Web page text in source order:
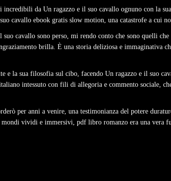
da Un ragazzo e il suo cavallo ognuno con la
cavallo ebook gratis slow motion, una catastrofe a cui
cavallo sono perso, mi rendo conto che sono quelli
brilla. È una storia deliziosa e immaginativa
e la sua filosofia sul cibo, facendo Un ragazzo e il suo
intessuto con fili di allegoria e commento sociale,
per anni a venire, una testimonianza del potere
vividi e immersivi, pdf libro romanzo era una vera